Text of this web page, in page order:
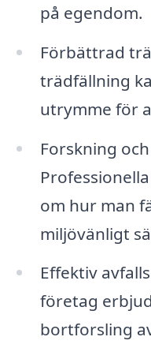
på egendom.
Förbättrad
trädfällning
utrymme för
Forskning
om hur man
miljövänligt
Effektiv
företag
bortforsling